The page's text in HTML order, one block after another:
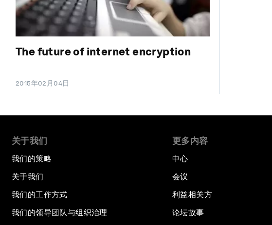
The future of internet encryption
2015年02月04日
关于我们
我们的策略
关于我们
我们的工作方式
我们的领导团队与组织治理
更多内容
中心
会议
利益相关方
论坛故事